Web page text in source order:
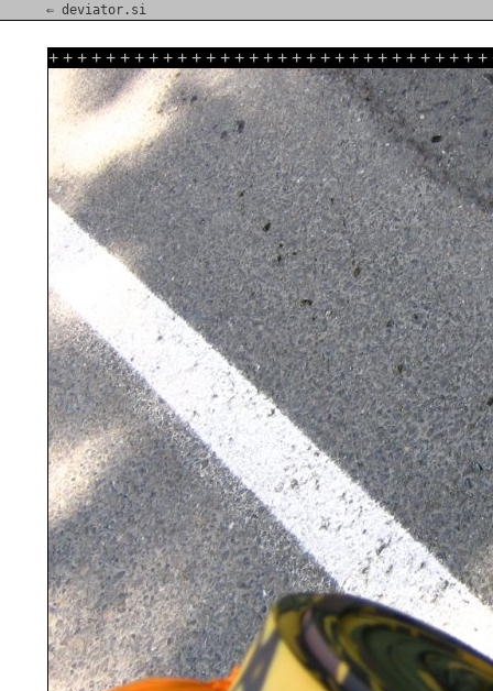
⇐ deviator.si
+ + + + + + + + + + + + + + + + + + + + + + + + + + + + + + +